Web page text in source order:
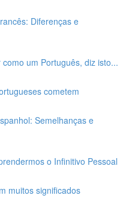
Diferenças e
um Português, diz isto...
cometem
Semelhanças e
o Infinitivo Pessoal
muitos significados